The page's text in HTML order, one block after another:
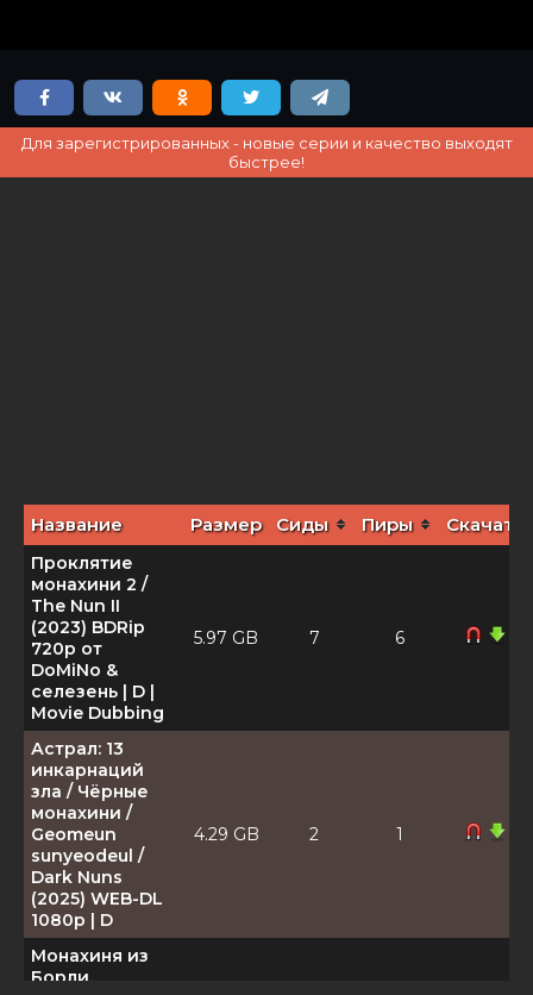
Для зарегистрированных - новые серии и качество выходят
быстрее!
Название Размер Сиды Пиры Скачать
Проклятие
монахини 2 /
The Nun II
(2023) BDRip
720p от
DoMiNo &
селезень | D |
Movie Dubbing
5.97 GB 7 6
Астрал: 13
инкарнаций
зла / Чёрные
монахини /
Geomeun
sunyeodeul /
Dark Nuns
(2025) WEB-DL
1080p | D
4.29 GB 2 1
Монахиня из
Борли.